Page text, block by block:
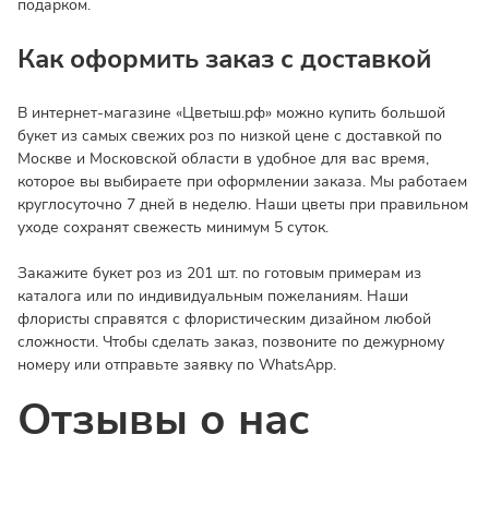
подарком.
Как оформить заказ с доставкой
В интернет-магазине «Цветыш.рф» можно купить большой
букет из самых свежих роз по низкой цене с доставкой по
Москве и Московской области в удобное для вас время,
которое вы выбираете при оформлении заказа. Мы работаем
круглосуточно 7 дней в неделю. Наши цветы при правильном
уходе сохранят свежесть минимум 5 суток.
Закажите букет роз из 201 шт. по готовым примерам из
каталога или по индивидуальным пожеланиям. Наши
флористы справятся с флористическим дизайном любой
сложности. Чтобы сделать заказ, позвоните по дежурному
номеру или отправьте заявку по WhatsApp.
Отзывы о нас